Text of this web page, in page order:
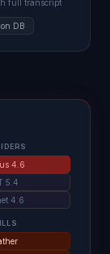
full transcript
DB
4.6
5.4
4.6